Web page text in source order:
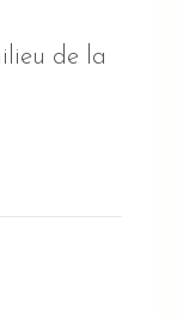
de la